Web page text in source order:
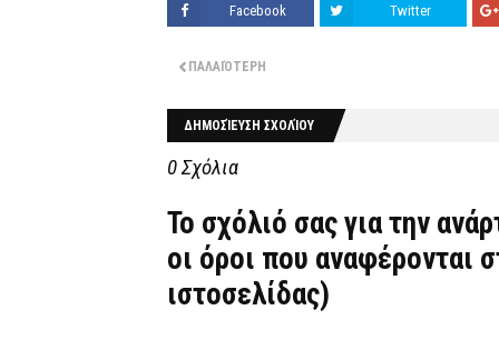
Facebook Twitter
ΠΑΛΑΙΌΤΕΡΗ
ΔΗΜΟΣΊΕΥΣΗ ΣΧΟΛΊΟΥ
0 Σχόλια
Το σχόλιό σας για την
οι όροι που αναφέρονται
ιστοσελίδας)